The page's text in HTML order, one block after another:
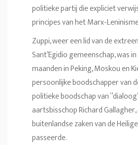
politieke partij die expliciet
principes van het Marx-
Zuppi, weer een lid van de
Sant’Egidio gemeenschap, was
maanden in Peking, Moskou en
persoonlijke boodschapper van
politieke boodschap van
aartsbisschop Richard
buitenlandse zaken van de
passeerde.